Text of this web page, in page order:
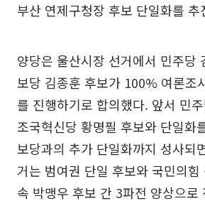
부산 연제구청장 후보 단일화를 추
양당은 울산시장 선거에서 민주당
보당 김종훈 후보가 100% 여론조
를 진행하기로 합의했다. 앞서 민
조국혁신당 황명필 후보와 단일화
보당과의 추가 단일화까지 성사되
거는 범여권 단일 후보와 국민의
속 박맹우 후보 간 3파전 양상으로